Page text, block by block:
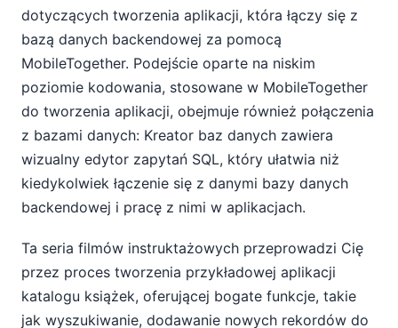
dotyczących tworzenia aplikacji, która łączy się z
bazą danych backendowej za pomocą
MobileTogether. Podejście oparte na niskim
poziomie kodowania, stosowane w MobileTogether
do tworzenia aplikacji, obejmuje również połączenia
z bazami danych: Kreator baz danych zawiera
wizualny edytor zapytań SQL, który ułatwia niż
kiedykolwiek łączenie się z danymi bazy danych
backendowej i pracę z nimi w aplikacjach.
Ta seria filmów instruktażowych przeprowadzi Cię
przez proces tworzenia przykładowej aplikacji
katalogu książek, oferującej bogate funkcje, takie
jak wyszukiwanie, dodawanie nowych rekordów do